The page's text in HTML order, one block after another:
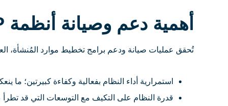
أهمية دعم وصيانة أنظمة ERP
تُحقق عمليات صيانة ودعم برامج تخطيط موارد المُنشأة،
استمرارية أداء النظام بفعالية وكفاءة كبيرتين؛ ما
قدرة النظام على التكيف مع التوسعات التي قد تطرأ